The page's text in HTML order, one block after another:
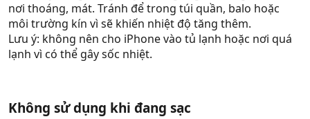
nơi thoáng, mát. Tránh để trong túi quần, balo hoặc
môi trường kín vì sẽ khiến nhiệt độ tăng thêm.
Lưu ý: không nên cho iPhone vào tủ lạnh hoặc nơi quá
lạnh vì có thể gây sốc nhiệt.
Không sử dụng khi đang sạc​